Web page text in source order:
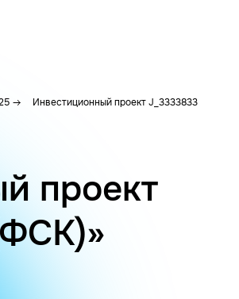
Инвестиционный проект J_3333833
проект